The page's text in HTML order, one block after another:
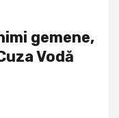
gemene,
Vodă